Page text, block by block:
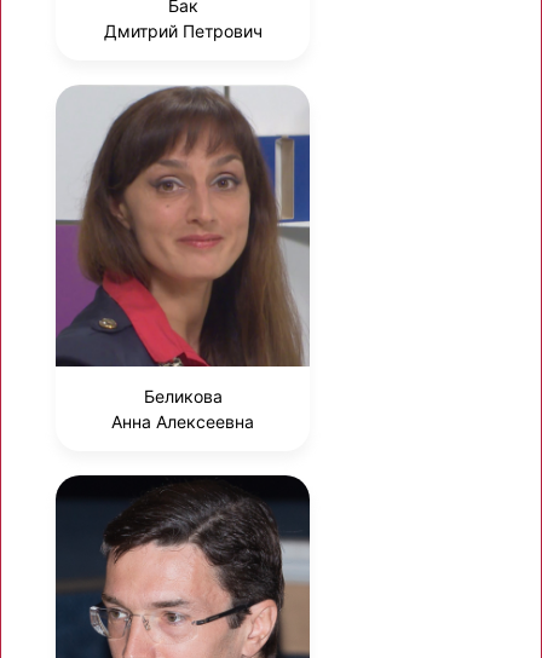
Бак
Дмитрий Петрович
Беликова
Анна Алексеевна